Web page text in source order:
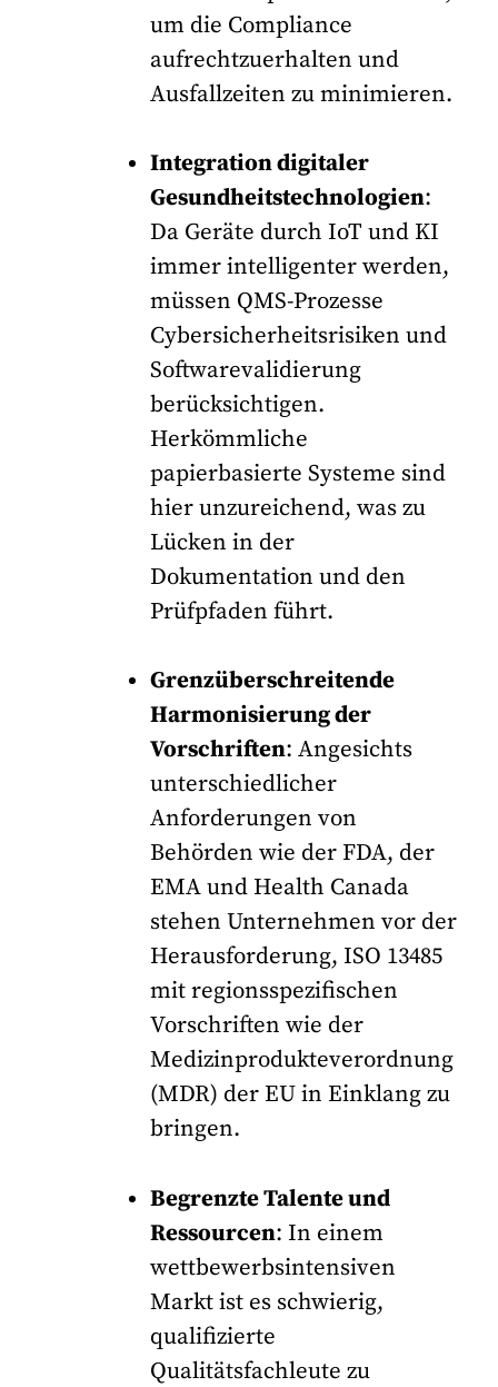
um die Compliance
aufrechtzuerhalten und
Ausfallzeiten zu minimieren.
Integration digitaler
Gesundheitstechnologien:
Da Geräte durch IoT und KI
immer intelligenter werden,
müssen QMS-Prozesse
Cybersicherheitsrisiken und
Softwarevalidierung
berücksichtigen.
Herkömmliche
papierbasierte Systeme sind
hier unzureichend, was zu
Lücken in der
Dokumentation und den
Prüfpfaden führt.
Grenzüberschreitende
Harmonisierung der
Vorschriften: Angesichts
unterschiedlicher
Anforderungen von
Behörden wie der FDA, der
EMA und Health Canada
stehen Unternehmen vor der
Herausforderung, ISO 13485
mit regionsspezifischen
Vorschriften wie der
Medizinprodukteverordnung
(MDR) der EU in Einklang zu
bringen.
Begrenzte Talente und
Ressourcen: In einem
wettbewerbsintensiven
Markt ist es schwierig,
qualifizierte
Qualitätsfachleute zu